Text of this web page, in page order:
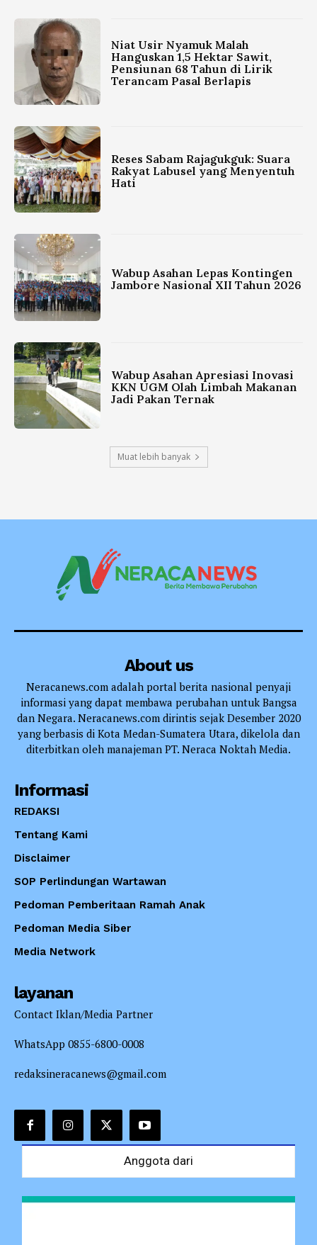
Niat Usir Nyamuk Malah
Hanguskan 1,5 Hektar Sawit,
Pensiunan 68 Tahun di Lirik
Terancam Pasal Berlapis
Reses Sabam Rajagukguk: Suara
Rakyat Labusel yang Menyentuh
Hati
Wabup Asahan Lepas Kontingen
Jambore Nasional XII Tahun 2026
Wabup Asahan Apresiasi Inovasi
KKN UGM Olah Limbah Makanan
Jadi Pakan Ternak
Muat lebih banyak
About us
Neracanews.com adalah portal berita nasional penyaji
informasi yang dapat membawa perubahan untuk Bangsa
dan Negara. Neracanews.com dirintis sejak Desember 2020
yang berbasis di Kota Medan-Sumatera Utara, dikelola dan
diterbitkan oleh manajeman PT. Neraca Noktah Media.
Informasi
REDAKSI
Tentang Kami
Disclaimer
SOP Perlindungan Wartawan
Pedoman Pemberitaan Ramah Anak
Pedoman Media Siber
Media Network
layanan
Contact Iklan/Media Partner
WhatsApp 0855-6800-0008
redaksineracanews@gmail.com
Anggota dari